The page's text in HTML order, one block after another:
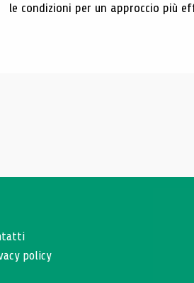
le condizioni per un approccio più
policy